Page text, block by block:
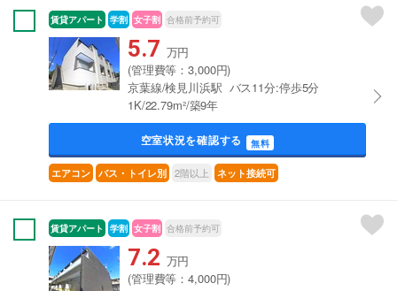
賃貸アパート 学割 女子割 合格前予約可
5.7 万円
(管理費等：3,000円)
京葉線/検見川浜駅 バス11分:停歩5分
1K/22.79m²/築9年
空室状況を確認する 無料
エアコン バス・トイレ別 2階以上 ネット接続可
賃貸アパート 学割 女子割 合格前予約可
7.2 万円
(管理費等：4,000円)